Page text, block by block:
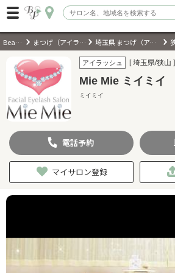
ログイン
会員登録（無料）
ジャンルを選択
キーワードで検索
現在地から探す
BeautyPark まつげ（アイラッシュ）サロン 埼玉県 まつげ（アイラッシュ）サロン
アイラッシュ [ 埼玉県/狭山 ]
Mie Mie ミイミイ
ミイミイ
電話予約
マイサロン登録